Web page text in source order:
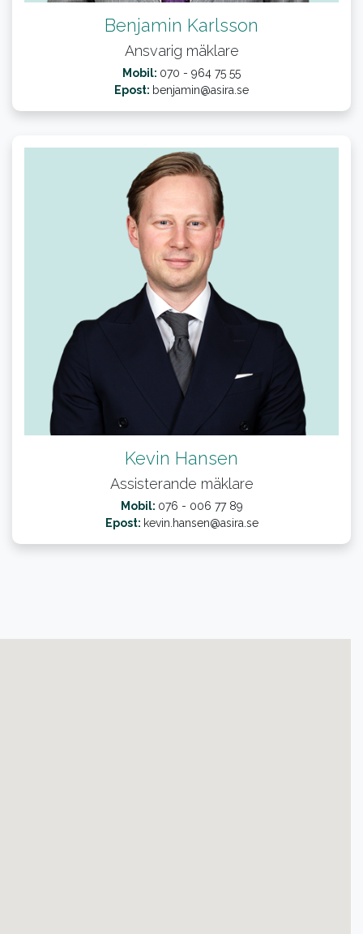
Benjamin Karlsson
Ansvarig mäklare
Mobil: 070 - 964 75 55
Epost: benjamin@asira.se
Kevin Hansen
Assisterande mäklare
Mobil: 076 - 006 77 89
Epost: kevin.hansen@asira.se